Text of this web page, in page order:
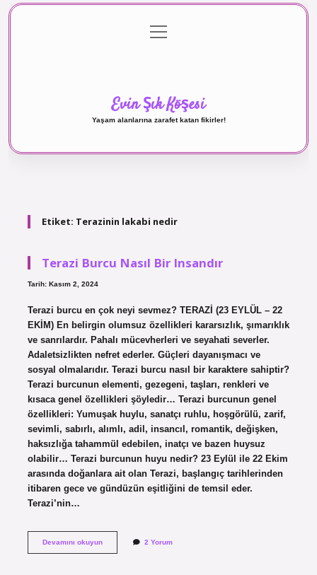
Gizlilik Politikası
menüyü
aç
Evin Şık Köşesi
Yaşam alanlarına zarafet katan fikirler!
Etiket: Terazinin lakabi nedir
Terazi Burcu Nasıl Bir Insandır
Tarih: Kasım 2, 2024
Terazi burcu en çok neyi sevmez? TERAZİ (23 EYLÜL – 22
EKİM) En belirgin olumsuz özellikleri kararsızlık, şımarıklık
ve sanrılardır. Pahalı mücevherleri ve seyahati severler.
Adaletsizlikten nefret ederler. Güçleri dayanışmacı ve
sosyal olmalarıdır. Terazi burcu nasıl bir karaktere sahiptir?
Terazi burcunun elementi, gezegeni, taşları, renkleri ve
kısaca genel özellikleri şöyledir… Terazi burcunun genel
özellikleri: Yumuşak huylu, sanatçı ruhlu, hoşgörülü, zarif,
sevimli, sabırlı, alımlı, adil, insancıl, romantik, değişken,
haksızlığa tahammül edebilen, inatçı ve bazen huysuz
olabilir… Terazi burcunun huyu nedir? 23 Eylül ile 22 Ekim
arasında doğanlara ait olan Terazi, başlangıç ​​tarihlerinden
itibaren gece ve gündüzün eşitliğini de temsil eder.
Terazi’nin…
Devamını okuyunTerazi
2 Yorum